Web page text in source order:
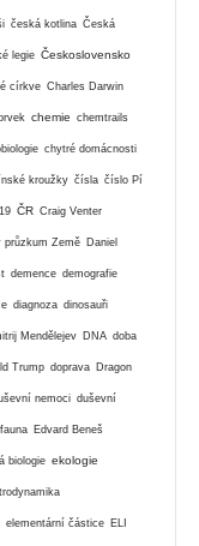
česká kotlina Česká
legie Československo
církve Charles Darwin
chemie chemtrails
chytré domácnosti
kroužky čísla číslo Pí
ČR Craig Venter
průzkum Země Daniel
demence demografie
diagnoza dinosauři
Mendělejev DNA doba
Trump doprava Dragon
nemoci duševní
Edvard Beneš
biologie ekologie
elementární částice ELI